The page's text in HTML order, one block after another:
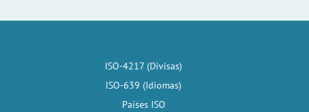
ISO-4217 (Divisas)
ISO-639 (Idiomas)
Países ISO